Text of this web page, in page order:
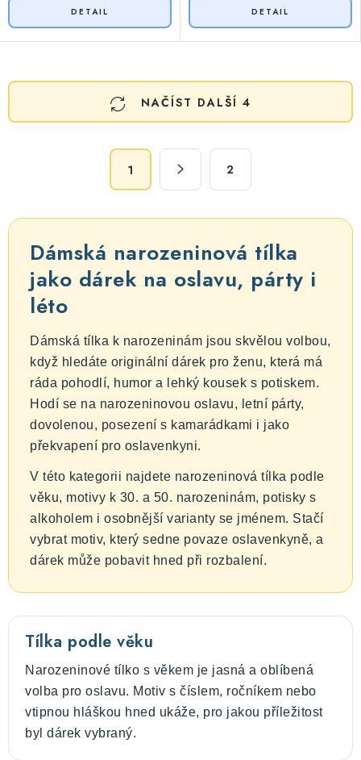
O
v
c
í
NAČÍST DALŠÍ 4
á
n
1 2
Dámská narozeninová tílka
jako dárek na oslavu, párty i
léto
Dámská tílka k narozeninám jsou skvělou volbou,
když hledáte originální dárek pro ženu, která má
ráda pohodlí, humor a lehký kousek s potiskem.
Hodí se na narozeninovou oslavu, letní párty,
dovolenou, posezení s kamarádkami i jako
překvapení pro oslavenkyni.
V této kategorii najdete narozeninová tílka podle
věku, motivy k 30. a 50. narozeninám, potisky s
alkoholem i osobnější varianty se jménem. Stačí
vybrat motiv, který sedne povaze oslavenkyně, a
dárek může pobavit hned při rozbalení.
Tílka podle věku
Narozeninové tílko s věkem je jasná a oblíbená
volba pro oslavu. Motiv s číslem, ročníkem nebo
vtipnou hláškou hned ukáže, pro jakou příležitost
byl dárek vybraný.